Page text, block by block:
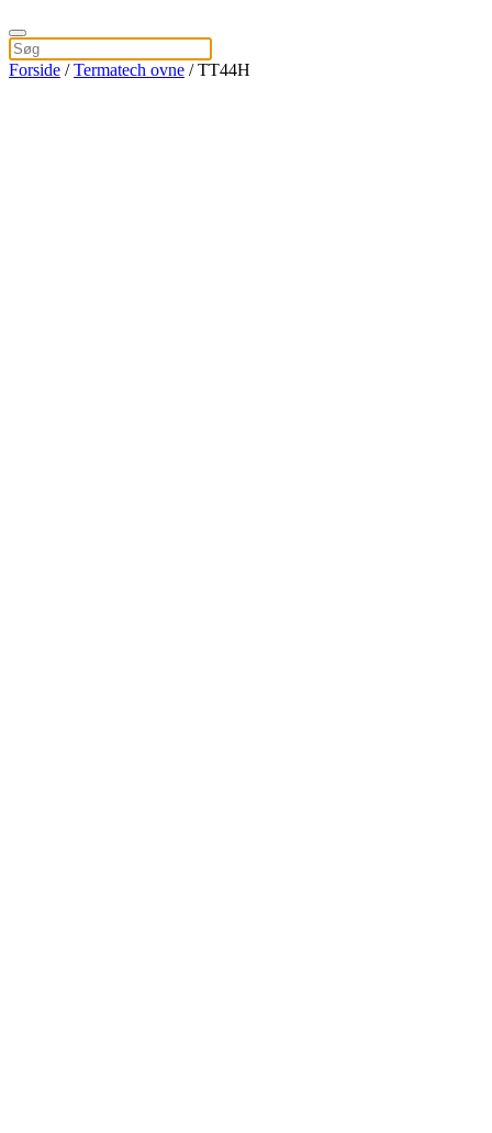
Forside /Termatech ovne / TT44H